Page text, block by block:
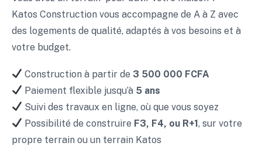
Katos Construction vous accompagne de A à Z avec
des logements de qualité, adaptés à vos besoins et à
votre budget.
Construction à partir de 3 500 000 FCFA
Paiement flexible jusqu’à 5 ans
Suivi des travaux en ligne, où que vous soyez
Possibilité de construire F3, F4, ou R+1, sur votre
propre terrain ou un terrain Katos